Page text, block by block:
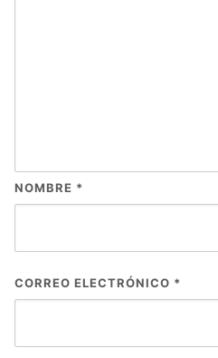
NOMBRE *
CORREO ELECTRÓNICO *